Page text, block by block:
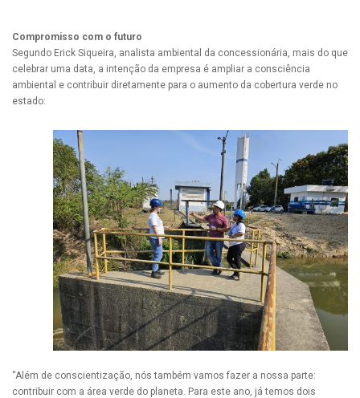
Compromisso com o futuro
Segundo Erick Siqueira, analista ambiental da concessionária, mais do que
celebrar uma data, a intenção da empresa é ampliar a consciência
ambiental e contribuir diretamente para o aumento da cobertura verde no
estado:
“Além de conscientização, nós também vamos fazer a nossa parte:
contribuir com a área verde do planeta. Para este ano, já temos dois